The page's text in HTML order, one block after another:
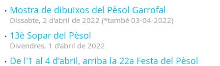
Mostra de dibuixos del Pèsol Garrofal
Dissabte, 2 d'abril de 2022 (*també 03-04-2022)
13è Sopar del Pèsol
Divendres, 1 d'abril de 2022
De l'1 al 4 d'abril, arriba la 22a Festa del Pèsol